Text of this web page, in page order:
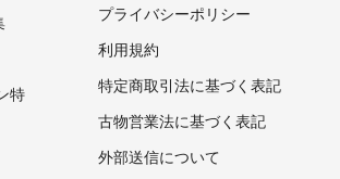
特
プライバシーポリシー
利用規約
特定商取引法に基づく表記
古物営業法に基づく表記
外部送信について